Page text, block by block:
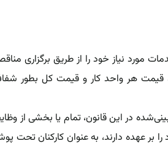
مورد نیاز خود را از طریق برگزاری
قیمت هر واحد کار‌ و قیمت کل بطور
در این قانون، تمام یا بخشی از
عهده دارند، به عنوان کارکنان تحت